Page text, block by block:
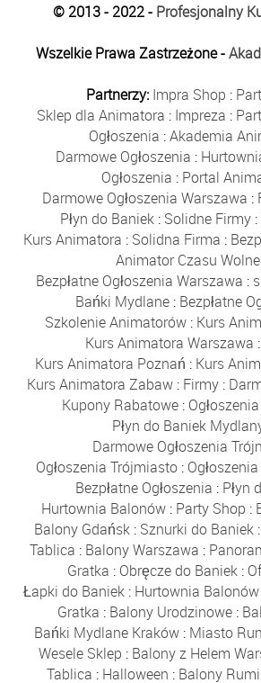
© 2013 - 2022 - Profesjonalny
Wszelkie Prawa Zastrzeżone -
Partnerzy: Impra Shop :
Sklep dla Animatora : Impreza :
Ogłoszenia :Akademia
Darmowe Ogłoszenia :
Ogłoszenia : Portal
Darmowe Ogłoszenia Warszawa :
Płyn do Baniek: Solidne Firmy:
Kurs Animatora : Solidna Firma :
Animator Czasu
Bezpłatne Ogłoszenia Warszawa :
Bańki Mydlane: Bezpłatne
Szkolenie Animatorów: Kurs
Kurs Animatora Warszawa :
Kurs Animatora Poznań : Kurs
Kurs Animatora Zabaw : Firmy :
Kupony Rabatowe :
Płyn do Baniek
Darmowe Ogłoszenia
Ogłoszenia Trójmiasto : Ogłoszenia
Bezpłatne Ogłoszenia : Płyn
Hurtownia Balonów : Party Shop :
Balony Gdańsk : Sznurki do Baniek :
Tablica : Balony Warszawa :
Gratka : Obręcze do Baniek:
Łapki do Baniek: Hurtownia Balonów
Gratka : Balony Urodzinowe:
Bańki Mydlane Kraków : Miasto
Wesele Sklep : Balony z Helem
Tablica : Halloween : Balony